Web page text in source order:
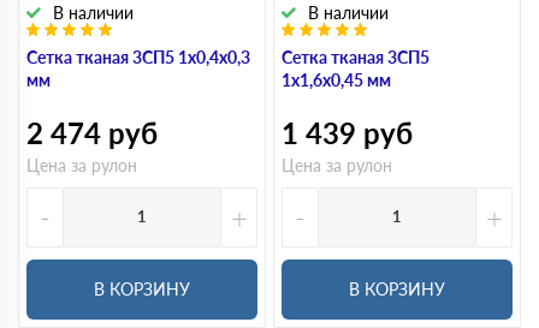
Сетка тканая 3СП5 1х0,4х0,3
мм
В наличии
2 474 руб
Цена за рулон
- +
В КОРЗИНУ
Сетка тканая 3СП5
1х1,6х0,45 мм
В наличии
1 439 руб
Цена за рулон
- +
В КОРЗИНУ